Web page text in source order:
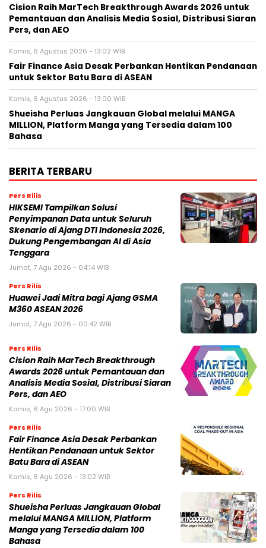
Cision Raih MarTech Breakthrough Awards 2026 untuk
Pemantauan dan Analisis Media Sosial, Distribusi Siaran
Pers, dan AEO
Kamis, 6 Agustus 2026 - 13:02 WIB
Fair Finance Asia Desak Perbankan Hentikan Pendanaan
untuk Sektor Batu Bara di ASEAN
Kamis, 6 Agustus 2026 - 13:00 WIB
Shueisha Perluas Jangkauan Global melalui MANGA
MILLION, Platform Manga yang Tersedia dalam 100
Bahasa
BERITA TERBARU
Pers Rilis
HIKSEMI Tampilkan Solusi
Penyimpanan Data untuk Seluruh
Skenario di Ajang DTI Indonesia 2026,
Dukung Pengembangan AI di Asia
Tenggara
Jumat, 7 Agu 2026 - 04:14 WIB
Pers Rilis
Huawei Jadi Mitra bagi Ajang GSMA
M360 ASEAN 2026
Jumat, 7 Agu 2026 - 00:42 WIB
Pers Rilis
Cision Raih MarTech Breakthrough
Awards 2026 untuk Pemantauan dan
Analisis Media Sosial, Distribusi Siaran
Pers, dan AEO
Kamis, 6 Agu 2026 - 17:00 WIB
Pers Rilis
Fair Finance Asia Desak Perbankan
Hentikan Pendanaan untuk Sektor
Batu Bara di ASEAN
Kamis, 6 Agu 2026 - 13:02 WIB
Pers Rilis
Shueisha Perluas Jangkauan Global
melalui MANGA MILLION, Platform
Manga yang Tersedia dalam 100
Bahasa